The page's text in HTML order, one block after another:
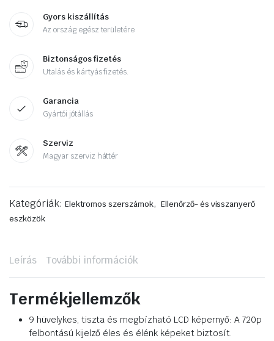
Gyors kiszállítás
Az ország egész területére
Biztonságos fizetés
Utalás és kártyás fizetés.
Garancia
Gyártói jótállás
Szerviz
Magyar szerviz háttér
Kategóriák: Elektromos szerszámok, Ellenőrző- és visszanyerő
eszközök
Leírás További információk
Termékjellemzők
9 hüvelykes, tiszta és megbízható LCD képernyő: A 720p
felbontású kijelző éles és élénk képeket biztosít.